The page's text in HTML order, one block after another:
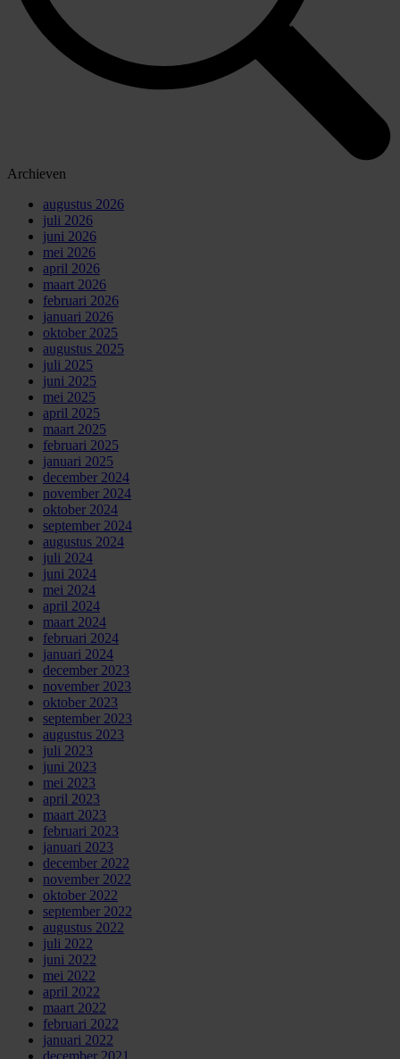
Archieven
augustus 2026
juli 2026
juni 2026
mei 2026
april 2026
maart 2026
februari 2026
januari 2026
oktober 2025
augustus 2025
juli 2025
juni 2025
mei 2025
april 2025
maart 2025
februari 2025
januari 2025
december 2024
november 2024
oktober 2024
september 2024
augustus 2024
juli 2024
juni 2024
mei 2024
april 2024
maart 2024
februari 2024
januari 2024
december 2023
november 2023
oktober 2023
september 2023
augustus 2023
juli 2023
juni 2023
mei 2023
april 2023
maart 2023
februari 2023
januari 2023
december 2022
november 2022
oktober 2022
september 2022
augustus 2022
juli 2022
juni 2022
mei 2022
april 2022
maart 2022
februari 2022
januari 2022
december 2021